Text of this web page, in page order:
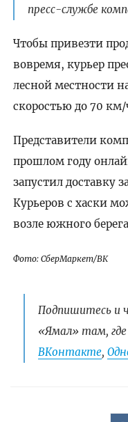
пресс-службе
Чтобы привезти
вовремя, курьер
лесной местности
скоростью до 70 км/
Представители
прошлом году
запустил доставку
Курьеров с хаски
возле южного
Фото: СберМаркет/ВК
Подпишитесь и
«Ямал» там, где
ВКонтакте,